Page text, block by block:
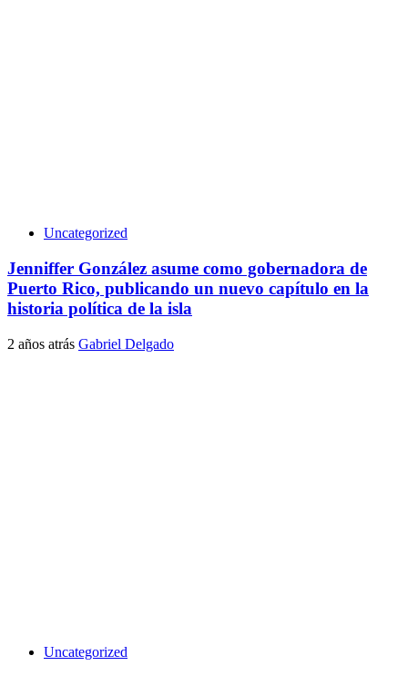
Uncategorized
Jenniffer González asume como gobernadora de
Puerto Rico, publicando un nuevo capítulo en la
historia política de la isla
2 años atrás Gabriel Delgado
Uncategorized